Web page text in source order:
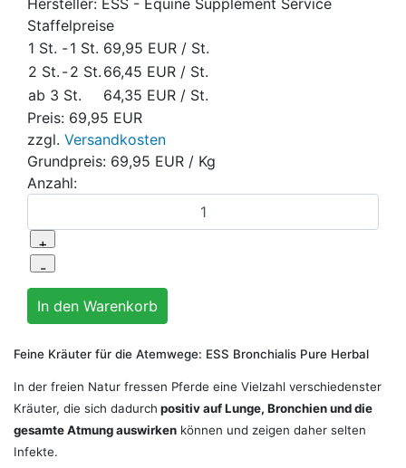
Hersteller: ESS - Equine Supplement Service
Staffelpreise
1 St. -1 St. 69,95 EUR / St.
2 St. -2 St. 66,45 EUR / St.
ab 3 St.
64,35 EUR / St.
Preis: 69,95 EUR
zzgl. Versandkosten
Grundpreis: 69,95 EUR / Kg
Anzahl:
Feine Kräuter für die Atemwege: ESS Bronchialis Pure Herbal
In der freien Natur fressen Pferde eine Vielzahl verschiedenster
Kräuter, die sich dadurch positiv auf Lunge, Bronchien und die
gesamte Atmung auswirken können und zeigen daher selten
Infekte.